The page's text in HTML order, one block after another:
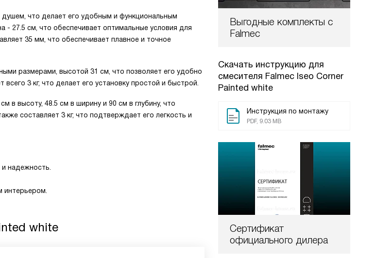
Выгодные комплекты с
Falmec
Скачать инструкцию для
смесителя Falmec Iseo Corner
Painted white
Инструкция по монтажу
PDF, 9.03 MB
Сертификат
официального дилера
что делает его удобным и функциональным
- 27.5 см, что обеспечивает оптимальные условия для
35 мм, что обеспечивает плавное и точное
размерами, высотой 31 см, что позволяет его удобно
3 кг, что делает его установку простой и быстрой.
в высоту, 48.5 см в ширину и 90 см в глубину, что
составляет 3 кг, что подтверждает его легкость и
надежность.
интерьером.
white